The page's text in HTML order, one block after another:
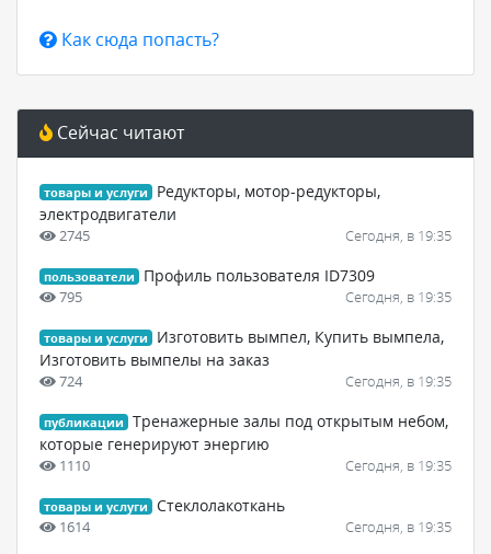
Как сюда попасть?
Сейчас читают
товары и услуги
Редукторы, мотор-редукторы,
электродвигатели
2745 Сегодня, в 19:35
пользователи Профиль пользователя ID7309
795 Сегодня, в 19:35
товары и услуги
Изготовить вымпел, Купить вымпела,
Изготовить вымпелы на заказ
724 Сегодня, в 19:35
публикации
Тренажерные залы под открытым небом,
которые генерируют энергию
1110 Сегодня, в 19:35
товары и услуги Стеклолакоткань
1614 Сегодня, в 19:35